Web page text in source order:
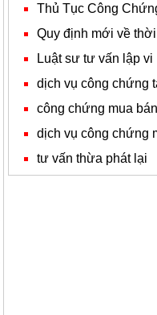
Thủ Tục Công
Quy định mới về
Luật sư tư vấn lập vi
dịch vụ công chứng
công chứng mua
dịch vụ công chứng
tư vấn thừa phát lại